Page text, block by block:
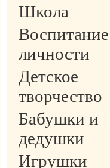
Школа
Воспитание
личности
Детское
творчество
Бабушки и
дедушки
Игрушки